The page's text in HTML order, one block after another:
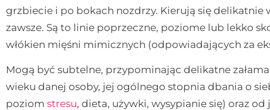
grzbiecie i po bokach nozdrzy. Kierują się
zawsze. Są to linie poprzeczne, poziome lub lekko
włókien mięśni mimicznych (odpowiadających za
Mogą być subtelne, przypominając delikatne
wieku danej osoby, jej ogólnego stopnia dbania o
poziom stresu, dieta, używki, wysypianie się) oraz